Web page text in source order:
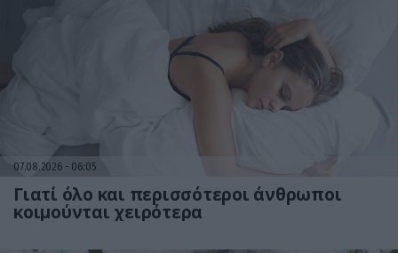
07.08.2026 06:05
Γιατί όλο και περισσότεροι άνθρωποι
κοιμούνται χειρότερα